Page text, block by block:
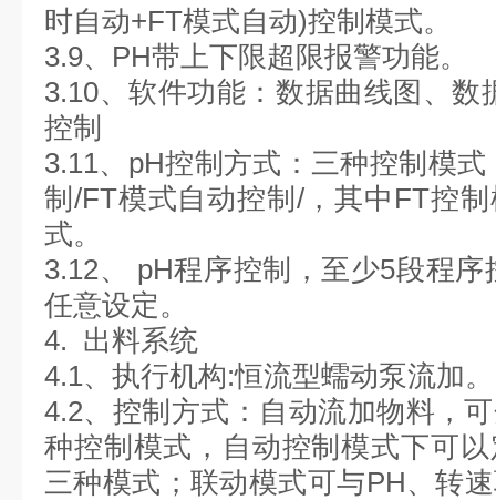
时自动+FT模式自动)控制模式。
3.9、PH带上下限超限报警功能。
3.10、软件功能：数据曲线图、数
控制
3.11、pH控制方式：三种控制模
制/FT模式自动控制/，其中FT控
式。
3.12、 pH程序控制，至少5段程
任意设定。
4. 出料系统
4.1、执行机构:恒流型蠕动泵流加
4.2、控制方式：自动流加物料，
种控制模式，自动控制模式下可
三种模式；联动模式可与PH、转